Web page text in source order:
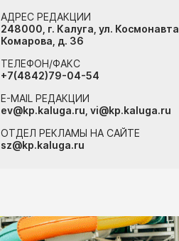
АДРЕС РЕДАКЦИИ
248000, г. Калуга, ул. Космонавта
Комарова, д. 36
ТЕЛЕФОН/ФАКС
+7(4842)79-04-54
E-MAIL РЕДАКЦИИ
ev@kp.kaluga.ru, vi@kp.kaluga.ru
ОТДЕЛ РЕКЛАМЫ НА САЙТЕ
sz@kp.kaluga.ru